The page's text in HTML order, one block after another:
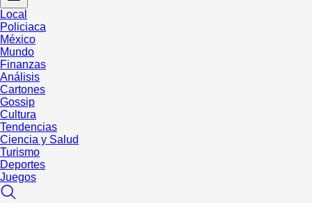
Local
Policiaca
México
Mundo
Finanzas
Análisis
Cartones
Gossip
Cultura
Tendencias
Ciencia y Salud
Turismo
Deportes
Juegos